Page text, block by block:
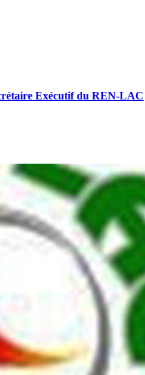
Exécutif du REN-LAC